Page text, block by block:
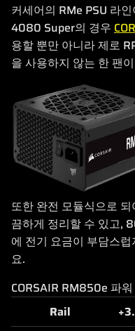
커세어의 RMe PSU 라
4080 Super의 경우
용할 뿐만 아니라 제로
을 사용하지 않는 한 팬
또한 완전 모듈식으로
끔하게 정리할 수 있고,
에 전기 요금이 부담스
요.
CORSAIR RM850e 파
Rail